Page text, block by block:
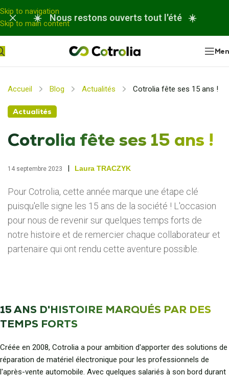
Panneau de gestion des cookies
Skip to navigation
Skip to main content
☀️ Nous restons ouverts tout l'été ☀️
Accueil Blog Actualités Cotrolia fête ses 15 ans !
Actualités
Cotrolia fête ses 15 ans !
14 septembre 2023 | Laura TRACZYK
Pour Cotrolia, cette année marque une étape clé
puisqu'elle signe les 15 ans de la société ! L'occasion
pour nous de revenir sur quelques temps forts de
notre histoire et de remercier chaque collaborateur et
partenaire qui ont rendu cette aventure possible.
15 ANS D'HISTOIRE MARQUÉS PAR DES
TEMPS FORTS
Créée en 2008, Cotrolia a pour ambition d'apporter des solutions de
réparation de matériel électronique pour les professionnels de
l'après-vente automobile. Avec quelques salariés à son bord durant